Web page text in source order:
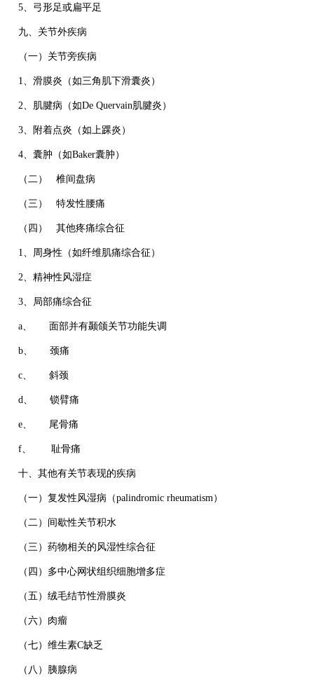
5、弓形足或扁平足
九、关节外疾病
（一）关节旁疾病
1、滑膜炎（如三角肌下滑囊炎）
2、肌腱病（如De Quervain肌腱炎）
3、附着点炎（如上踝炎）
4、囊肿（如Baker囊肿）
（二） 椎间盘病
（三） 特发性腰痛
（四） 其他疼痛综合征
1、周身性（如纤维肌痛综合征）
2、精神性风湿症
3、局部痛综合征
a、 面部并有颞颌关节功能失调
b、 颈痛
c、 斜颈
d、 锁臂痛
e、 尾骨痛
f、 耻骨痛
十、其他有关节表现的疾病
（一）复发性风湿病（palindromic rheumatism）
（二）间歇性关节积水
（三）药物相关的风湿性综合征
（四）多中心网状组织细胞增多症
（五）绒毛结节性滑膜炎
（六）肉瘤
（七）维生素C缺乏
（八）胰腺病